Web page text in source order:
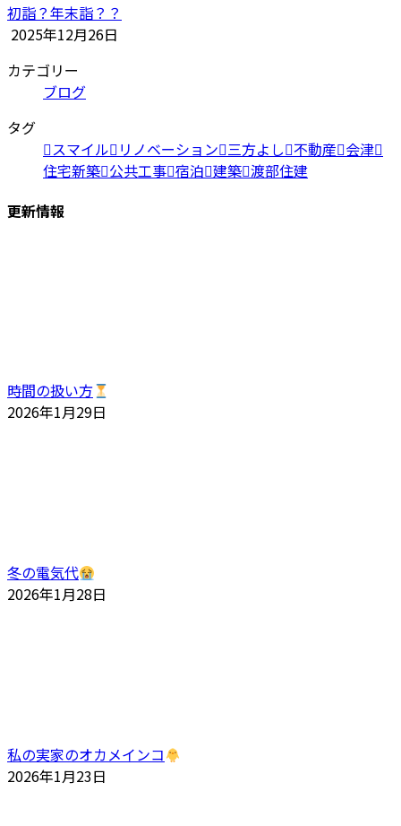
初詣？年末詣？？
2025年12月26日
カテゴリー
ブログ
タグ
スマイル リノベーション 三方よし 不動産 会津
住宅新築 公共工事 宿泊 建築 渡部住建
更新情報
時間の扱い方
2026年1月29日
冬の電気代
2026年1月28日
私の実家のオカメインコ
2026年1月23日